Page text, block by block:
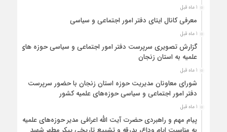
1 ماه قبل
معرفی کانال ایتای دفتر امور اجتماعی و سیاسی
1 ماه قبل
گزارش تصویری سرپرست دفتر امور اجتماعی و سیاسی حوزه های
علمیه به استان زنجان
1 ماه قبل
شورای معاونان مدیریت حوزه استان زنجان با حضور سرپرست
دفتر امور اجتماعی و سیاسی حوزه‌های علمیه کشور
1 ماه قبل
پیام مهم و راهبردی حضرت آیت الله اعرافی مدیر حوزه‌های علمیه